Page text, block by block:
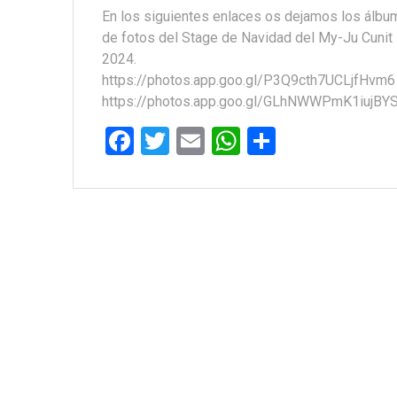
En los siguientes enlaces os dejamos los
de fotos del Stage de Navidad del My-Ju Cunit
2024.
https://photos.app.goo.gl/P3Q9cth7UCLjfHvm6
https://photos.app.goo.gl/
F
ce
T
tt
E
ail
W
at m